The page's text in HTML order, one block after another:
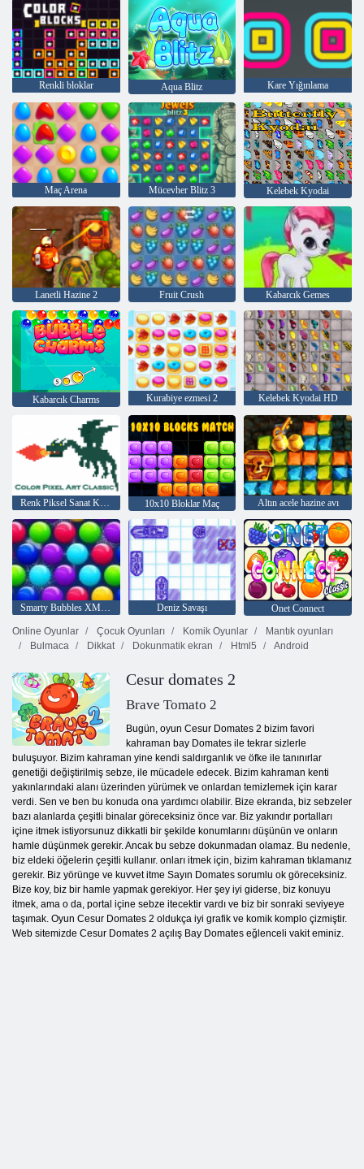
Renkli bloklar Aqua Blitz Kare Yığınlama
Maç Arena Mücevher Blitz 3 Kelebek Kyodai
Lanetli Hazine 2 Fruit Crush Kabarcık Gemes
Kabarcık Charms Kurabiye ezmesi 2 Kelebek Kyodai HD
Renk Piksel Sanat Klasik 10x10 Bloklar Maç Altın acele hazine avı
Smarty Bubbles XMas Sürümü Deniz Savaşı
Onet Connect
Online Oyunlar
Çocuk Oyunları Komik Oyunlar
Mantık oyunları
Bulmaca
Dikkat Dokunmatik ekran Html5 Android
Cesur domates 2
Brave Tomato 2
Bugün, oyun Cesur Domates 2 bizim favori
kahraman bay Domates ile tekrar sizlerle
buluşuyor. Bizim kahraman yine kendi saldırganlık ve öfke ile tanınırlar
genetiği değiştirilmiş sebze, ile mücadele edecek. Bizim kahraman kenti
yakınlarındaki alanı üzerinden yürümek ve onlardan temizlemek için karar
verdi. Sen ve ben bu konuda ona yardımcı olabilir. Bize ekranda, biz sebzeler
bazı alanlarda çeşitli binalar göreceksiniz önce var. Biz yakındır portalları
içine itmek istiyorsunuz dikkatli bir şekilde konumlarını düşünün ve onların
hamle düşünmek gerekir. Ancak bu sebze dokunmadan olamaz. Bu nedenle,
biz eldeki öğelerin çeşitli kullanır. onları itmek için, bizim kahraman tıklamanız
gerekir. Biz yörünge ve kuvvet itme Sayın Domates sorumlu ok göreceksiniz.
Bize koy, biz bir hamle yapmak gerekiyor. Her şey iyi giderse, biz konuyu
itmek, ama o da, portal içine sebze itecektir vardı ve biz bir sonraki seviyeye
taşımak. Oyun Cesur Domates 2 oldukça iyi grafik ve komik komplo çizmiştir.
Web sitemizde Cesur Domates 2 açılış Bay Domates eğlenceli vakit eminiz.